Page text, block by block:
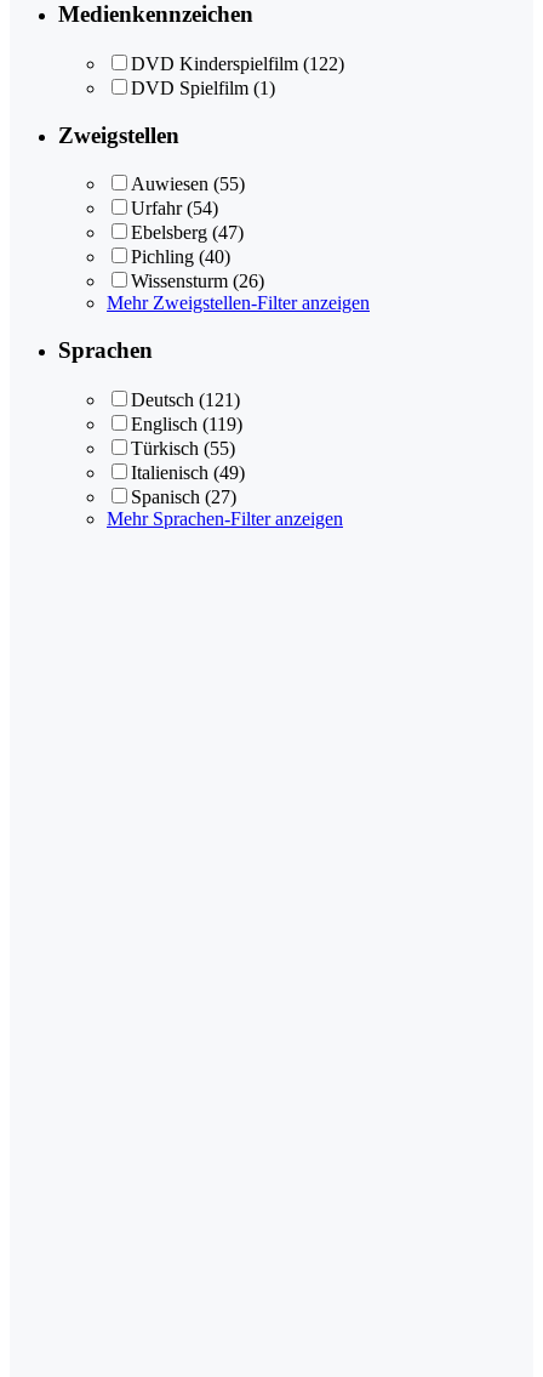
Medienkennzeichen
DVD Kinderspielfilm (122)
DVD Spielfilm (1)
Zweigstellen
Auwiesen (55)
Urfahr (54)
Ebelsberg (47)
Pichling (40)
Wissensturm (26)
Mehr Zweigstellen-Filter anzeigen
Sprachen
Deutsch (121)
Englisch (119)
Türkisch (55)
Italienisch (49)
Spanisch (27)
Mehr Sprachen-Filter anzeigen